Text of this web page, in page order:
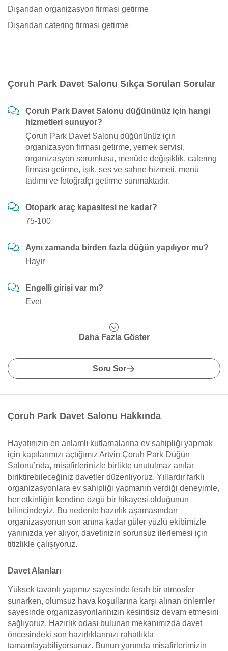
Dışarıdan organizasyon firması getirme
Dışarıdan catering firması getirme
Çoruh Park Davet Salonu Sıkça Sorulan Sorular
Çoruh Park Davet Salonu düğününüz için hangi
hizmetleri sunuyor?
Çoruh Park Davet Salonu düğününüz için
organizasyon firması getirme, yemek servisi,
organizasyon sorumlusu, menüde değişiklik, catering
firması getirme, işık, ses ve sahne hizmeti, menü
tadımı ve fotoğrafçı getirme sunmaktadır.
Otopark araç kapasitesi ne kadar?
75-100
Aynı zamanda birden fazla düğün yapılıyor mu?
Hayır
Engelli girişi var mı?
Evet
Daha Fazla Göster
Soru Sor
Çoruh Park Davet Salonu Hakkında
Hayatınızın en anlamlı kutlamalarına ev sahipliği yapmak
için kapılarımızı açtığımız Artvin Çoruh Park Düğün
Salonu’nda, misafirlerinizle birlikte unutulmaz anılar
biriktirebileceğiniz davetler düzenliyoruz. Yıllardır farklı
organizasyonlara ev sahipliği yapmanın verdiği deneyimle,
her etkinliğin kendine özgü bir hikayesi olduğunun
bilincindeyiz. Bu nedenle hazırlık aşamasından
organizasyonun son anına kadar güler yüzlü ekibimizle
yanınızda yer alıyor, davetinizin sorunsuz ilerlemesi için
titizlikle çalışıyoruz.
Davet Alanları
Yüksek tavanlı yapımız sayesinde ferah bir atmosfer
sunarken, olumsuz hava koşullarına karşı alınan önlemler
sayesinde organizasyonlarınızın kesintisiz devam etmesini
sağlıyoruz. Hazırlık odası bulunan mekanımızda davet
öncesindeki son hazırlıklarınızı rahatlıkla
tamamlayabiliyorsunuz. Bunun yanında misafirlerimizin